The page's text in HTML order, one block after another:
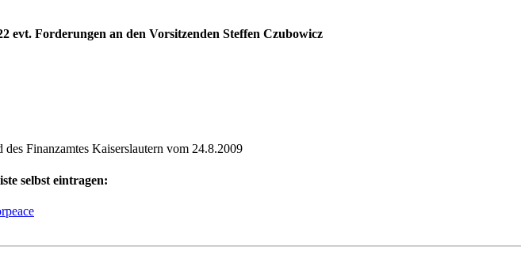
evt. Forderungen an den Vorsitzenden Steffen Czubowicz
Finanzamtes Kaiserslautern vom 24.8.2009
selbst eintragen: